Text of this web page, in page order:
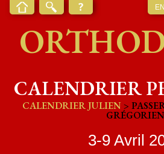
EN
CALENDRIER
CALENDRIER JULIEN>
GRÉGORIEN
3-9 Avril